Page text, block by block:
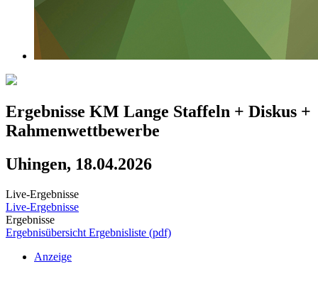
Ergebnisse KM Lange Staffeln + Diskus +
Rahmenwettbewerbe
Uhingen, 18.04.2026
Live-Ergebnisse
Live-Ergebnisse
Ergebnisse
Ergebnisübersicht Ergebnisliste (pdf)
Anzeige